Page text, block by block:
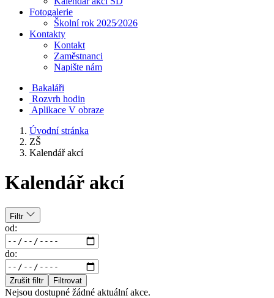
Fotogalerie
Školní rok 2025⁄2026
Kontakty
Kontakt
Zaměstnanci
Napište nám
Bakaláři
Rozvrh hodin
Aplikace V obraze
Úvodní stránka
ZŠ
Kalendář akcí
Kalendář akcí
Filtr
od:
do:
Zrušit filtr Filtrovat
Nejsou dostupné žádné aktuální akce.